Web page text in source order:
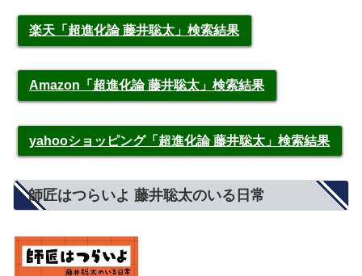
楽天「超進化論 藤井聡太」検索結果
Amazon「超進化論 藤井聡太」検索結果
yahooショッピング「超進化論 藤井聡太」検索結果
師匠はつらいよ 藤井聡太のいる日常